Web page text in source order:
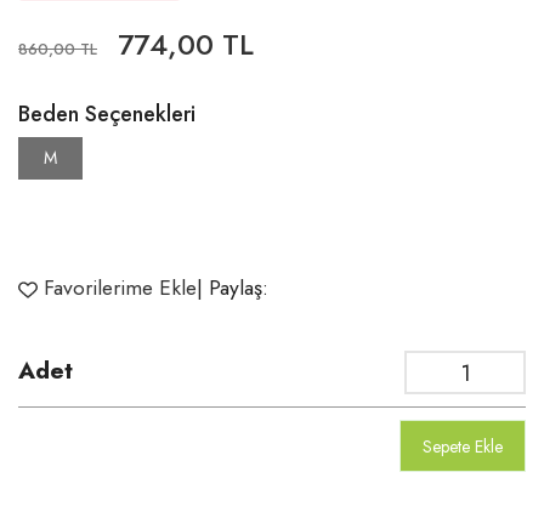
860,00 TL 774,00 TL
Beden Seçenekleri
M
Favorilerime Ekle| Paylaş:
Adet
Sepete Ekle